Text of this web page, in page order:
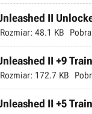
II
Rozmiar: 48.1 KB
II +9
Rozmiar: 172.7 KB
II +5